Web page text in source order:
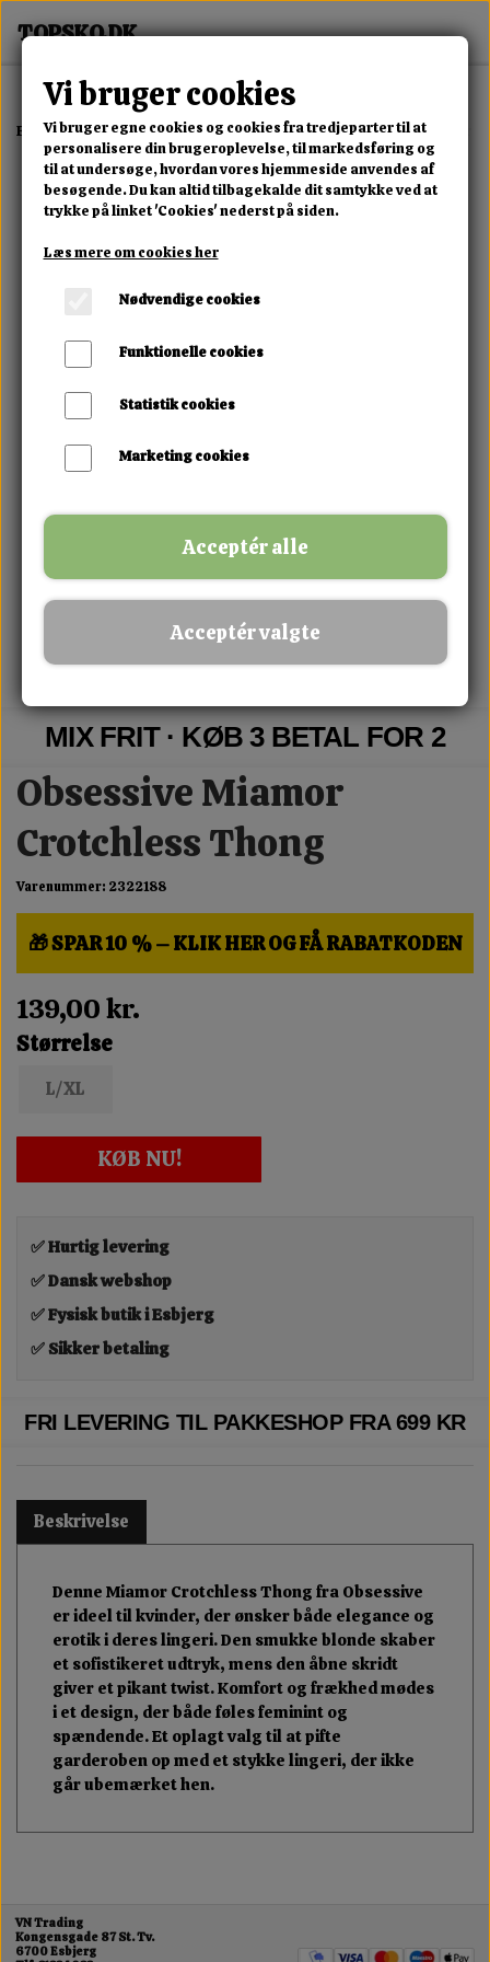
Forside Erotisk Kollektion Alle Produkter Obsessive Miamor
MIX FRIT · KØB 3 BETAL FOR 2
Obsessive Miamor
Crotchless Thong
Varenummer: 2322188
🎁 SPAR 10 % – KLIK HER OG FÅ RABATKODEN
139,00 kr.
Størrelse
L/XL
KØB NU!
✅ Hurtig levering
✅ Dansk webshop
✅ Fysisk butik i Esbjerg
✅ Sikker betaling
FRI LEVERING TIL PAKKESHOP FRA 699 KR
Beskrivelse
Denne Miamor Crotchless Thong fra Obsessive
er ideel til kvinder, der ønsker både elegance og
erotik i deres lingeri. Den smukke blonde skaber
et sofistikeret udtryk, mens den åbne skridt
giver et pikant twist. Komfort og frækhed mødes
i et design, der både føles feminint og
spændende. Et oplagt valg til at pifte
garderoben op med et stykke lingeri, der ikke
går ubemærket hen.
VN Trading
Kongensgade 87 St. Tv.
6700 Esbjerg
Vi bruger cookies
Vi bruger egne cookies og cookies fra tredjeparter til at
personalisere din brugeroplevelse, til markedsføring og
til at undersøge, hvordan vores hjemmeside anvendes af
besøgende. Du kan altid tilbagekalde dit samtykke ved at
trykke på linket 'Cookies' nederst på siden.
Læs mere om cookies her
Nødvendige cookies
Funktionelle cookies
Statistik cookies
Marketing cookies
Acceptér alle
Acceptér valgte